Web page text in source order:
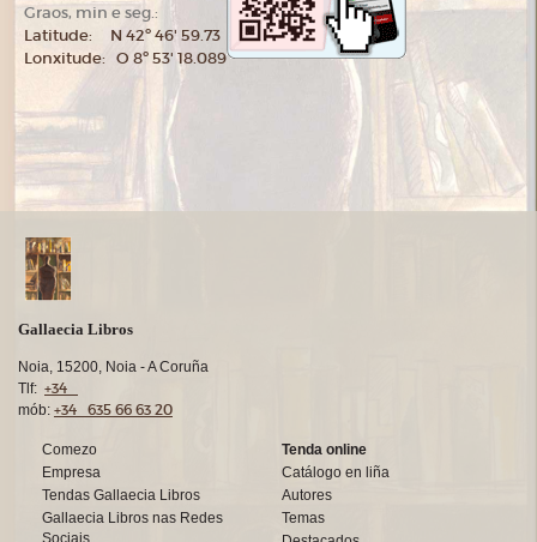
Graos, min e seg.:
Latitude: N 42º 46' 59.73
Lonxitude: O 8º 53' 18.089
Gallaecia Libros
Noia, 15200, Noia - A Coruña
Tlf: +34
mób: +34 635 66 63 20
Comezo
Empresa
Tendas Gallaecia Libros
Gallaecia Libros nas Redes
Tenda online
Catálogo en liña
Autores
Temas